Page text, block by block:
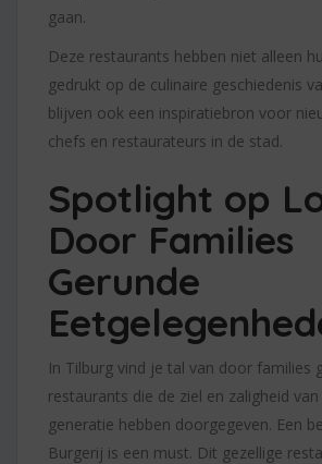
gaan.
Deze restaurants hebben niet alleen
gedrukt op de culinaire geschiedenis
blijven ook een inspiratiebron voor
chefs en restaurateurs in de stad.
Spotlight op
Door Families
Gerunde
In Tilburg vind je tal van door families
restaurants die de ziel en zaligheid
generatie hebben doorgegeven. Een
Burgerij is een must. Dit gezellige